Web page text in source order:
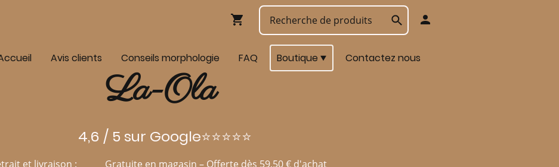
Avis clients Conseils morphologie FAQ Boutique Contactez nous
La-Ola
4,6 / 5 sur Google⭐⭐⭐⭐⭐
et livraison :
Gratuite en magasin – Offerte dès 59,50 € d'achat